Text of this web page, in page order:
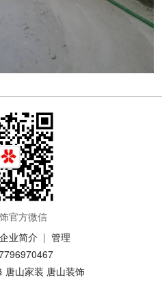
官方微信
企业简介 | 管理
唐山家装 唐山装饰